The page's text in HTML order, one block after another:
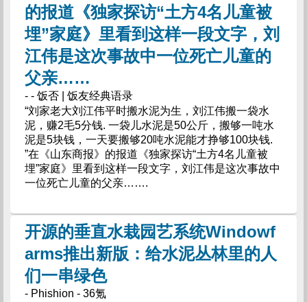
的报道《独家探访“土方4名儿童被
埋”家庭》里看到这样一段文字，刘
江伟是这次事故中一位死亡儿童的
父亲……
- - 饭否 | 饭友经典语录
“刘家老大刘江伟平时搬水泥为生，刘江伟搬一袋水
泥，赚2毛5分钱. 一袋儿水泥是50公斤，搬够一吨水
泥是5块钱，一天要搬够20吨水泥能才挣够100块钱.
”在《山东商报》的报道《独家探访“土方4名儿童被
埋”家庭》里看到这样一段文字，刘江伟是这次事故中
一位死亡儿童的父亲…….
开源的垂直水栽园艺系统Windowf
arms推出新版：给水泥丛林里的人
们一串绿色
- Phishion - 36氪